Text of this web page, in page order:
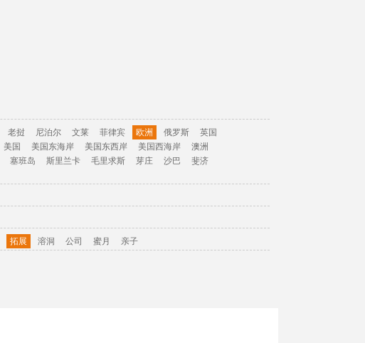
老挝 尼泊尔 文莱 菲律宾 欧洲 俄罗斯
英国
美国 美国东海岸 美国东西岸 美国西海岸
澳洲
塞班岛 斯里兰卡 毛里求斯 芽庄 沙巴
斐济
拓展 溶洞 公司 蜜月 亲子